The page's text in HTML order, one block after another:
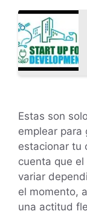
Estas son
emplear para
estacionar tu
cuenta que
variar
el momento,
una actitud